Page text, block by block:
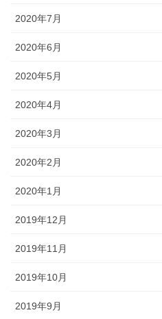
2020年7月
2020年6月
2020年5月
2020年4月
2020年3月
2020年2月
2020年1月
2019年12月
2019年11月
2019年10月
2019年9月